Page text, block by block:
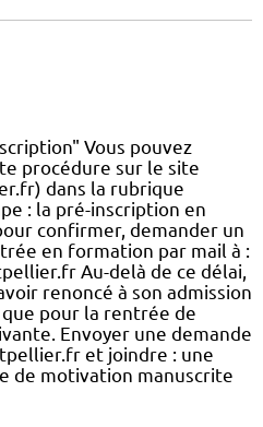
Vous pouvez
procédure sur le site
dans la rubrique
: la pré-inscription en
confirmer, demander un
en formation par mail à :
Au-delà de ce délai,
renoncé à son admission
pour la rentrée de
Envoyer une demande
et joindre : une
de motivation manuscrite